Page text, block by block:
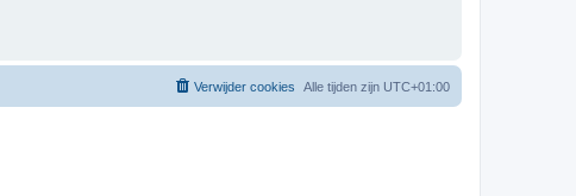
Alle tijden zijn UTC+01:00
Verwijder cookies